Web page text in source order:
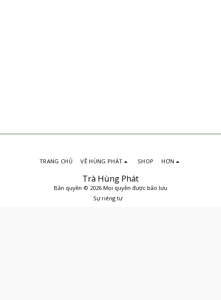
Trà Hùng Phát
Bản quyền © 2026 Mọi quyền được bảo lưu
Sự riêng tư
TRANG CHỦ VỀ HÙNG PHÁT SHOP HƠN